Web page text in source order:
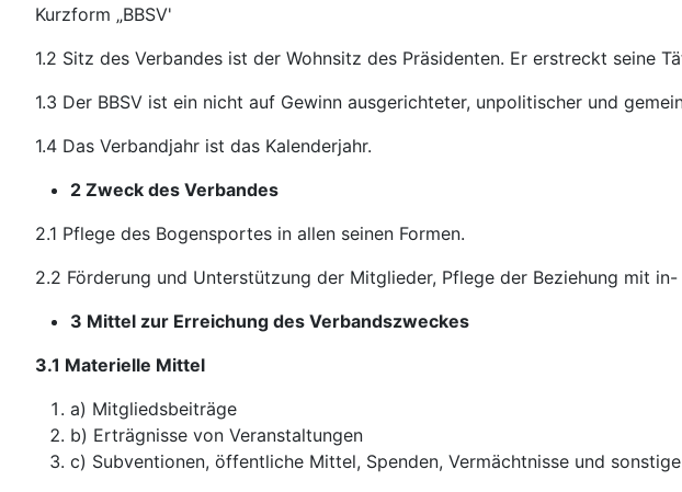
Kurzform „BBSV'
1.2 Sitz des Verbandes ist der Wohnsitz des Präsidenten. Er erstreckt seine
1.3 Der BBSV ist ein nicht auf Gewinn ausgerichteter, unpolitischer und
1.4 Das Verbandjahr ist das Kalenderjahr.
2 Zweck des Verbandes
2.1 Pflege des Bogensportes in allen seinen Formen.
2.2 Förderung und Unterstützung der Mitglieder, Pflege der Beziehung mit
3 Mittel zur Erreichung des Verbandszweckes
3.1 Materielle Mittel
a) Mitgliedsbeiträge
b) Erträgnisse von Veranstaltungen
c) Subventionen, öffentliche Mittel, Spenden, Vermächtnisse und